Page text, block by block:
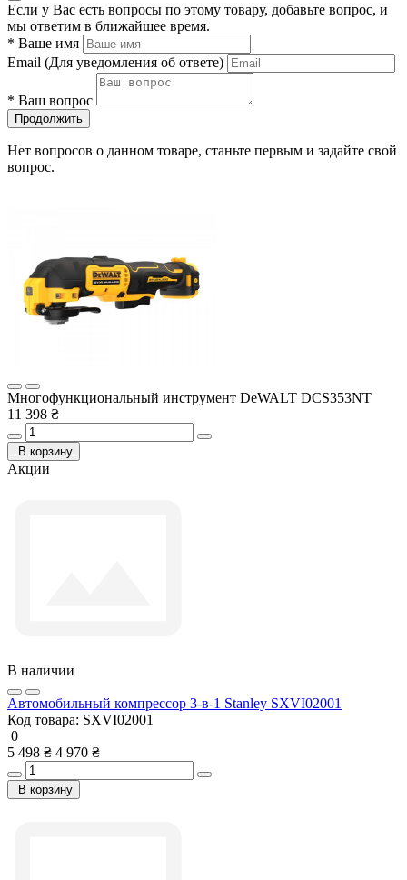
Если у Вас есть вопросы по этому товару, добавьте вопрос, и
мы ответим в ближайшее время.
* Ваше имя
Email (Для уведомления об ответе)
* Ваш вопрос
Продолжить
Нет вопросов о данном товаре, станьте первым и задайте свой
вопрос.
Многофункциональный инструмент DeWALT DCS353NT
11 398 ₴
В корзину
Акции
В наличии
Автомобильный компрессор 3-в-1 Stanley SXVI02001
Код товара: SXVI02001
0
5 498 ₴ 4 970 ₴
В корзину